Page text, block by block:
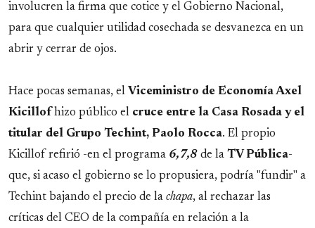
involucren la firma que cotice y el Gobierno Nacional,
para que cualquier utilidad cosechada se desvanezca en un
abrir y cerrar de ojos.
Hace pocas semanas, el Viceministro de Economía Axel
Kicillof hizo público el cruce entre la Casa Rosada y el
titular del Grupo Techint, Paolo Rocca. El propio
Kicillof refirió -en el programa 6,7,8 de la TV Pública-
que, si acaso el gobierno se lo propusiera, podría "fundir" a
Techint bajando el precio de la chapa, al rechazar las
críticas del CEO de la compañía en relación a la